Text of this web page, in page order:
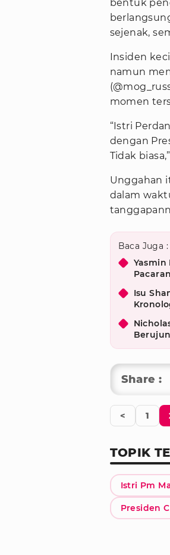
bentuk
sejenak,
Insiden
namun
momen
“Istri
dengan
Tidak
Unggahan
dalam
Baca Juga :
Isu
Share :
< 1
TOPIK
Istri Pm
Presiden